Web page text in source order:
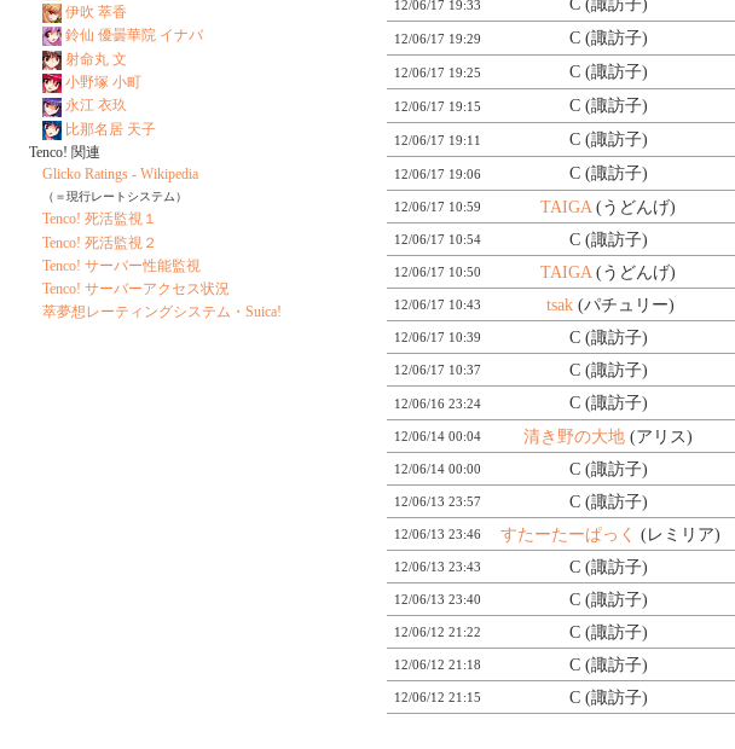
12/06/17 19:33 C (諏訪子)
12/06/17 19:29 C (諏訪子)
12/06/17 19:25 C (諏訪子)
12/06/17 19:15 C (諏訪子)
12/06/17 19:11 C (諏訪子)
12/06/17 19:06 C (諏訪子)
12/06/17 10:59 TAIGA(うどんげ)
12/06/17 10:54 C (諏訪子)
12/06/17 10:50 TAIGA(うどんげ)
12/06/17 10:43 tsak (パチュリー)
12/06/17 10:39 C (諏訪子)
12/06/17 10:37 C (諏訪子)
12/06/16 23:24 C (諏訪子)
12/06/14 00:04 清き野の大地 (アリス)
12/06/14 00:00 C (諏訪子)
12/06/13 23:57 C (諏訪子)
12/06/13 23:46 すたーたーぱっく (レミリア)
12/06/13 23:43 C (諏訪子)
12/06/13 23:40 C (諏訪子)
12/06/12 21:22 C (諏訪子)
12/06/12 21:18 C (諏訪子)
12/06/12 21:15 C (諏訪子)
伊吹 萃香
鈴仙 優曇華院 イナバ
射命丸 文
小野塚 小町
永江 衣玖
比那名居 天子
Tenco! 関連
Glicko Ratings - Wikipedia
（＝現行レートシステム）
Tenco! 死活監視１
Tenco! 死活監視２
Tenco! サーバー性能監視
Tenco! サーバーアクセス状況
萃夢想レーティングシステム・Suica!